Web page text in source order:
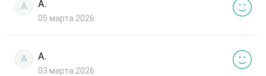
А А.
05 марта 2026
А А.
03 марта 2026